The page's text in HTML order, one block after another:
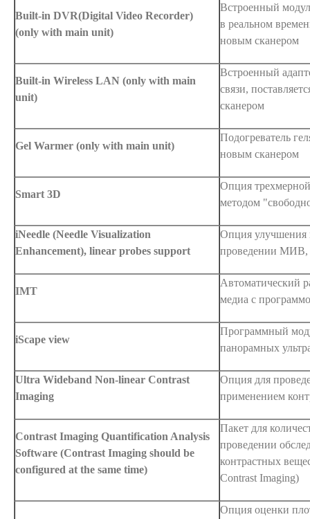
Built-in DVR(Digital Video Recorder)
(only with main unit)
Встроенный
в реальном
новым сканером
Built-in Wireless LAN (only with main
unit)
Встроенный
связи,
сканером
Gel Warmer (only with main unit)
Подогреватель
новым сканером
Smart 3D
Опция
методом
iNeedle (Needle Visualization
Enhancement), linear probes support
Опция улучшения
проведении МИВ,
IMT
Автоматический
медиа с
iScape view
Программный
панорамных
Ultra Wideband Non-linear Contrast
Imaging
Опция для
применением
Contrast Imaging Quantification Analysis
Software (Contrast Imaging should be
configured at the same time)
Пакет для
проведении
контрастных
Contrast Imaging)
Опция оценки